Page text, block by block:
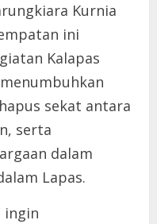
Kurnia
ini
Kalapas
sekat antara
serta
dalam
Lapas.
ingin